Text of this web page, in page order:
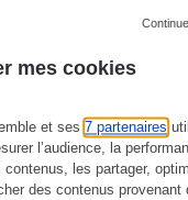
mes cookies
et ses7 partenaires
l’audience, la
contenus, les partager,
des contenus provenant
50L
€ 96,00 €
€ 106,85 €